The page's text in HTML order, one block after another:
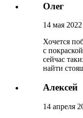
Олег
14 мая 2022
Хочется
с
сейчас
найти
Алексей
14 апреля